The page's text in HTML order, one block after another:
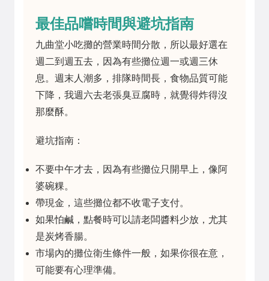
最佳品嚐時間與避坑指南
九曲堂小吃攤的營業時間分散，所以最好選在
週二到週五去，因為有些攤位週一或週三休
息。週末人潮多，排隊時間長，食物品質可能
下降，我週六去老張臭豆腐時，就覺得炸得沒
那麼酥。
避坑指南：
不要中午才去，因為有些攤位只開早上，像阿
婆碗粿。
帶現金，這些攤位都不收電子支付。
如果怕鹹，點餐時可以請老闆醬料少放，尤其
是炭烤香腸。
市場內的攤位衛生條件一般，如果你很在意，
可能要有心理準備。